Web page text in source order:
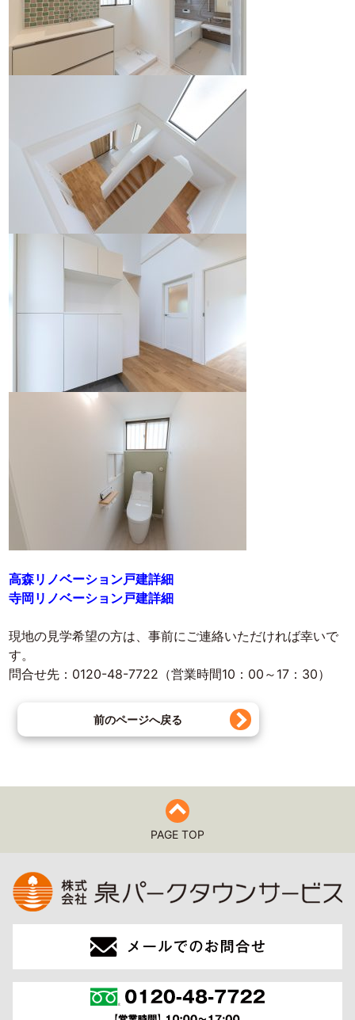
高森リノベーション戸建詳細
寺岡リノベーション戸建詳細
現地の見学希望の方は、事前にご連絡いただければ幸いで
す。
問合せ先：0120-48-7722（営業時間10：00～17：30）
前のページへ戻る
PAGE TOP